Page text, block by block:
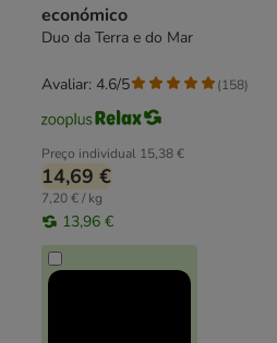
económico
Duo da Terra e do Mar
Preço individual 15,38 €
14,69 €
7,20 € / kg
13,96 €
Avaliar: 4.6/5 (158)